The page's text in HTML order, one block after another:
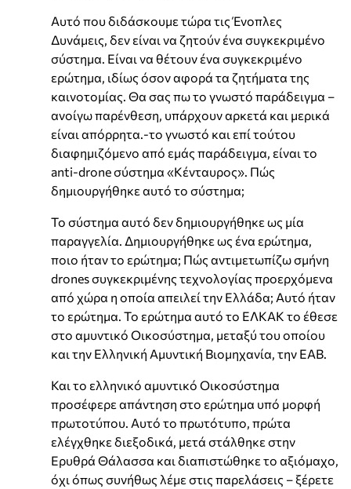
Αυτό που διδάσκουμε τώρα τις Ένοπλες
Δυνάμεις, δεν είναι να ζητούν ένα συγκεκριμένο
σύστημα. Είναι να θέτουν ένα συγκεκριμένο
ερώτημα, ιδίως όσον αφορά τα ζητήματα της
καινοτομίας. Θα σας πω το γνωστό παράδειγμα –
ανοίγω παρένθεση, υπάρχουν αρκετά και μερικά
είναι απόρρητα.-το γνωστό και επί τούτου
διαφημιζόμενο από εμάς παράδειγμα, είναι το
anti-drone σύστημα «Κένταυρος». Πώς
δημιουργήθηκε αυτό το σύστημα;
Το σύστημα αυτό δεν δημιουργήθηκε ως μία
παραγγελία. Δημιουργήθηκε ως ένα ερώτημα,
ποιο ήταν το ερώτημα; Πώς αντιμετωπίζω σμήνη
drones συγκεκριμένης τεχνολογίας προερχόμενα
από χώρα η οποία απειλεί την Ελλάδα; Αυτό ήταν
το ερώτημα. Το ερώτημα αυτό το ΕΛΚΑΚ το έθεσε
στο αμυντικό Οικοσύστημα, μεταξύ του οποίου
και την Ελληνική Αμυντική Βιομηχανία, την ΕΑΒ.
Και το ελληνικό αμυντικό Οικοσύστημα
προσέφερε απάντηση στο ερώτημα υπό μορφή
πρωτοτύπου. Αυτό το πρωτότυπο, πρώτα
ελέγχθηκε διεξοδικά, μετά στάλθηκε στην
Ερυθρά Θάλασσα και διαπιστώθηκε το αξιόμαχο,
όχι όπως συνήθως λέμε στις παρελάσεις – ξέρετε